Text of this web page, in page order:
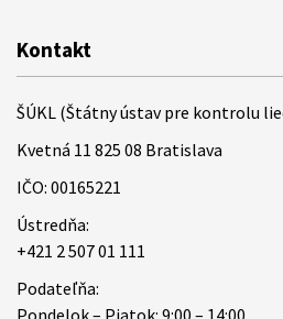
Kontakt
ŠÚKL (Štátny ústav pre kontrolu
Kvetná 11 825 08 Bratislava
IČO: 00165221
Ústredňa:
+421 2 507 01 111
Podateľňa:
Pondelok – Piatok: 9:00 – 14:00